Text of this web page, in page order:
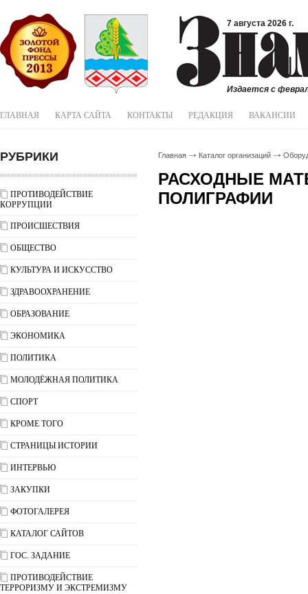
7 августа 2026 г.
Издается с
ГЛАВНАЯ КАРТА САЙТА КОНТАКТЫ РЕДАКЦИЯ ВАКАНСИИ
РУБРИКИ
ПРОТИВОДЕЙСТВИЕ
КОРРУПЦИИ
ПРОИСШЕСТВИЯ
ОБЩЕСТВО
КУЛЬТУРА И ИСКУССТВО
ЗДРАВООХРАНЕНИЕ
ОБРАЗОВАНИЕ
ЭКОНОМИКА
ПОЛИТИКА
МОЛОДЁЖНАЯ ПОЛИТИКА
СПОРТ
КРОМЕ ТОГО
СТРАНИЦЫ ИСТОРИИ
ИНТЕРВЬЮ
ЗАКУПКИ
ФОТОГАЛЕРЕЯ
КАТАЛОГ САЙТОВ
ГОС. ЗАДАНИЕ
ПРОТИВОДЕЙСТВИЕ
ТЕРРОРИЗМУ И ЭКСТРЕМИЗМУ
Главная Каталог организаций
РАСХОДНЫЕ
ПОЛИГРАФИИ